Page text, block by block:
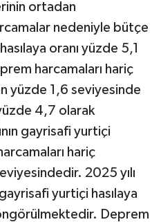
ortadan
nedeniyle bütçe
oranı yüzde 5,1
harcamaları hariç
yüzde 1,6 seviyesinde
4,7 olarak
gayrisafi yurtiçi
hariç
2025 yılı
yurtiçi hasılaya
Deprem